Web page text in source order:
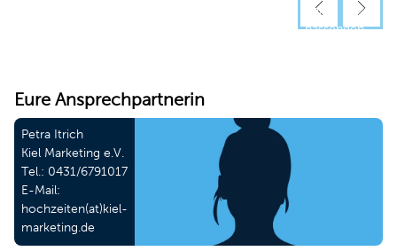
den
passenden
Eure Ansprechpartnerin
Petra Itrich
Kiel Marketing e.V.
Tel.: 0431/6791017
E-Mail:
hochzeiten(at)kiel-
marketing.de